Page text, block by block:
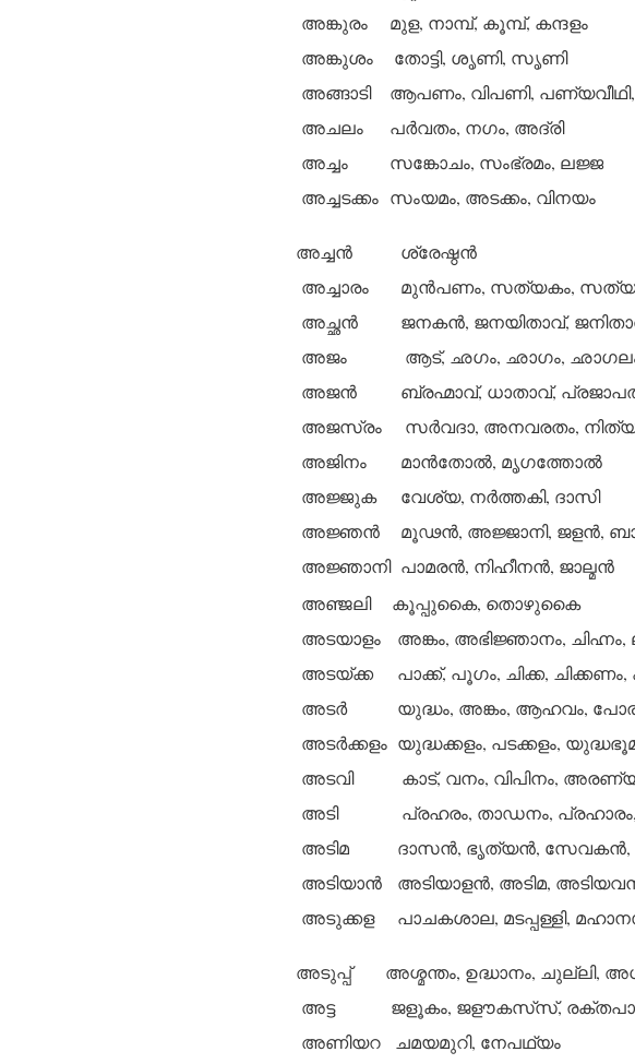
അങ്കുരം
മുള, നാമ്പ്, കൂമ്പ്, കന്ദളം
അങ്കുശം
തോട്ടി, ശൃണി, സൃണി
അങ്ങാടി
ആപണം, വിപണി,
അചലം
പര്‍വതം, നഗം, അദ്രി
അച്ചം
സങ്കോചം, സംഭ്രമം, ലജ്ജ
അച്ചടക്കം സംയമം, അടക്കം, വിനയം
അച്ചന്‍
ശ്രേഷ്ഠന്‍
അച്ചാരം
മുന്‍പണം, സത്യകം,
അച്ഛന്‍
ജനകന്‍, ജനയിതാവ്,
അജം
ആട്, ഛഗം, ഛാഗം,
അജന്‍
ബ്രഹ്മാവ്, ധാതാവ്,
അജസ്രം
സര്‍വദാ, അനവരതം,
അജിനം
മാന്‍തോല്‍, മൃഗത്തോല്‍
അജ്ജുക
വേശ്യ, നര്‍ത്തകി, ദാസി
അജ്ഞന്‍
മൂഢന്‍, അജ്ജാനി, ജളന്‍,
അജ്ഞാനി പാമരന്‍, നിഹീനന്‍, ജാല്മന്‍
അഞ്ജലി
കൂപ്പുകൈ, തൊഴുകൈ
അടയാളം
അങ്കം, അഭിജ്ഞാനം,
അടയ്ക്ക
പാക്ക്, പൂഗം, ചിക്ക,
അടര്‍
യുദ്ധം, അങ്കം, ആഹവം,
അടര്‍ക്കളം യുദ്ധക്കളം, പടക്കളം,
അടവി
കാട്, വനം, വിപിനം,
അടി
പ്രഹരം, താഡനം,
അടിമ
ദാസന്‍, ഭൃത്യന്‍, സേവകന്‍,
അടിയാന്‍
അടിയാളന്‍, അടിമ,
അടുക്കള
പാചകശാല, മടപ്പള്ളി,
അടുപ്പ്
അശ്മന്തം, ഉദ്ധാനം, ചുല്ലി,
അട്ട
ജളൂകം, ജളൗകസ്‌സ്, രക്തപാ,
അണിയറ
ചമയമുറി, നേപഥ്യം